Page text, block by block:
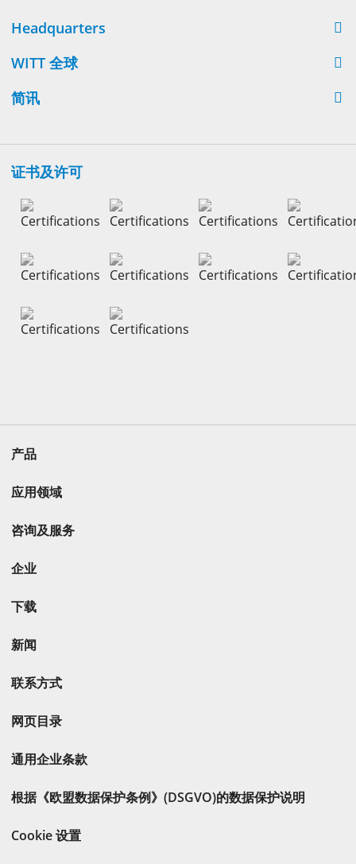
Headquarters
WITT 全球
简讯
证书及许可
产品
应用领域
咨询及服务
企业
下载
新闻
联系方式
网页目录
通用企业条款
根据《欧盟数据保护条例》(DSGVO)的数据保护说明
Cookie 设置